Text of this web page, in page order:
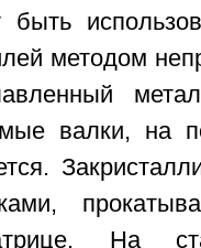
методом
валки, на
На